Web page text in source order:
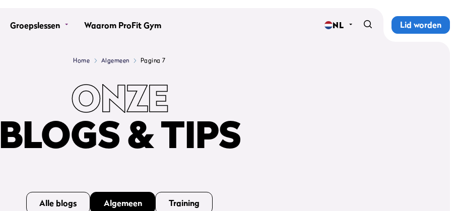
Groepslessen
Waarom ProFit Gym
NL Lid worden
Home Algemeen Pagina 7
ONZE
BLOGS & TIPS
Alle blogs Algemeen Training